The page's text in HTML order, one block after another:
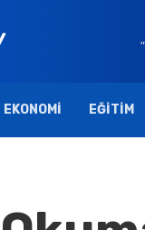
EKONOMI EĞITIM